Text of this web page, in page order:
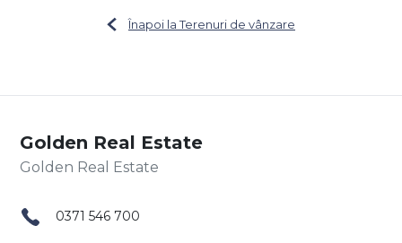
Înapoi la Terenuri de vânzare
Golden Real Estate
0371 546 700